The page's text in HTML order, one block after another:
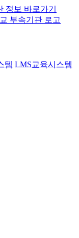
정보 바로가기
템 LMS교육시스템